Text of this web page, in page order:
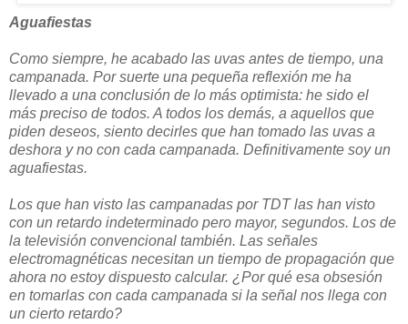
Aguafiestas
Como siempre, he acabado las uvas antes de tiempo, una
campanada. Por suerte una pequeña reflexión me ha
llevado a una conclusión de lo más optimista: he sido el
más preciso de todos. A todos los demás, a aquellos que
piden deseos, siento decirles que han tomado las uvas a
deshora y no con cada campanada. Definitivamente soy un
aguafiestas.
Los que han visto las campanadas por TDT las han visto
con un retardo indeterminado pero mayor, segundos. Los de
la televisión convencional también. Las señales
electromagnéticas necesitan un tiempo de propagación que
ahora no estoy dispuesto calcular. ¿Por qué esa obsesión
en tomarlas con cada campanada si la señal nos llega con
un cierto retardo?